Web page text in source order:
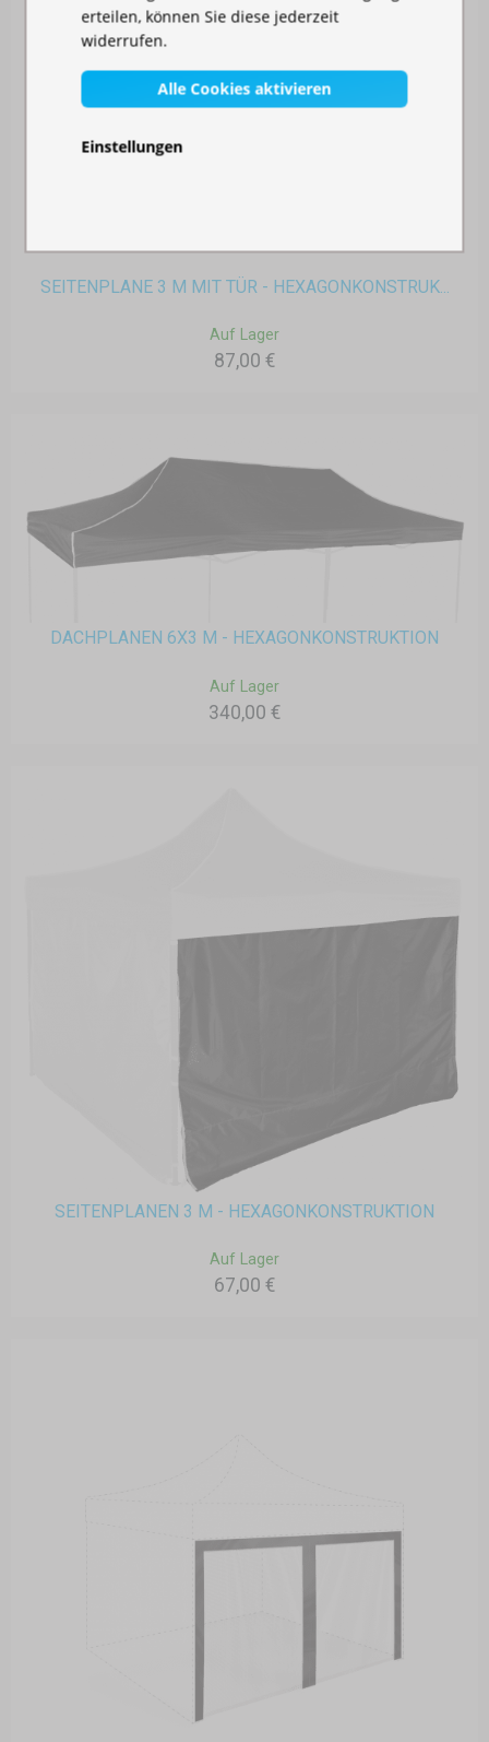
SEITENPLANE 3 M MIT TÜR - HEXAGONKONSTRUK...
Auf Lager
87,00 €
DACHPLANEN 6X3 M - HEXAGONKONSTRUKTION
Auf Lager
340,00 €
SEITENPLANEN 3 M - HEXAGONKONSTRUKTION
Auf Lager
67,00 €
erteilen, können Sie diese jederzeit
widerrufen.
Alle Cookies aktivieren
Einstellungen